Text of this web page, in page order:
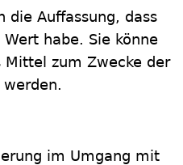
die Auffassung, dass
habe. Sie könne
Mittel zum Zwecke der
im Umgang mit